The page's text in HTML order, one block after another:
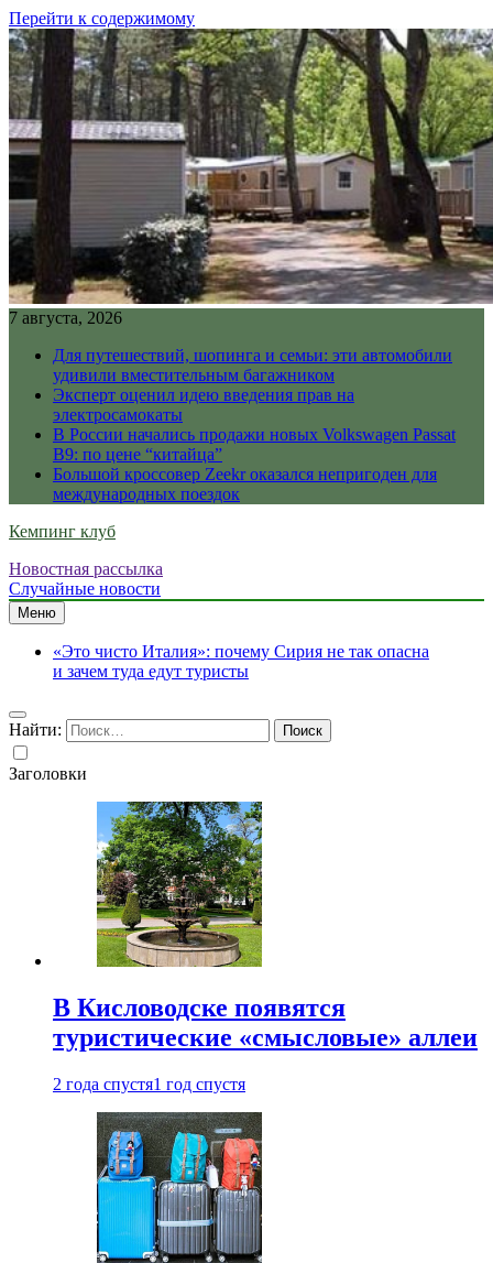
Перейти к содержимому
7 августа, 2026
Для путешествий, шопинга и семьи: эти автомобили
удивили вместительным багажником
Эксперт оценил идею введения прав на
электросамокаты
В России начались продажи новых Volkswagen Passat
B9: по цене “китайца”
Большой кроссовер Zeekr оказался непригоден для
международных поездок
Кемпинг клуб
Новостная рассылка
Случайные новости
Меню
«Это чисто Италия»: почему Сирия не так опасна
и зачем туда едут туристы
Найти:
Заголовки
В Кисловодске появятся
туристические «смысловые» аллеи
2 года спустя1 год спустя